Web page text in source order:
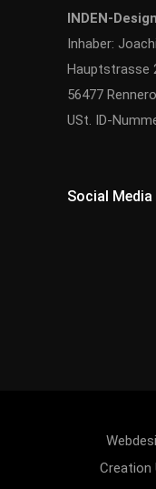
INDEN-Design
Inhaber:
Hauptstrasse
56477
USt. ID-
Social Media
Creation